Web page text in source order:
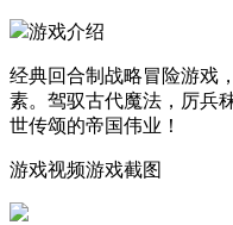
游戏介绍
经典回合制战略冒险游戏
素。驾驭古代魔法，厉兵
世传颂的帝国伟业！
游戏视频游戏截图